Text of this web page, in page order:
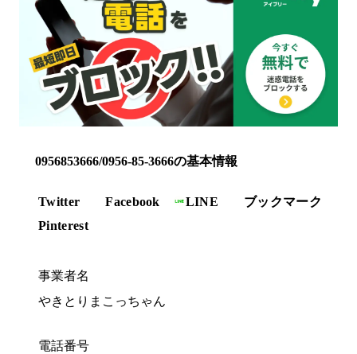
0956853666/0956-85-3666の基本情報
Twitter Facebook LINE
ブックマーク
Pinterest
事業者名
やきとりまこっちゃん
電話番号